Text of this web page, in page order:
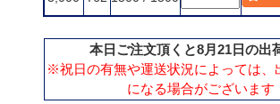
本日ご注文頂くと8月21日の出
※祝日の有無や運送状況によっては、
になる場合がございます